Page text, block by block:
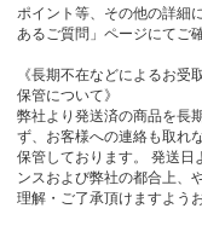
ポイント等、その他の詳細
あるご質問」ページにてご
《長期不在などによるお
保管について》
弊社より発送済の商品を長
ず、お客様への連絡も取れ
保管しております。 発送日
ンスおよび弊社の都合上、
理解・ご了承頂けますよう